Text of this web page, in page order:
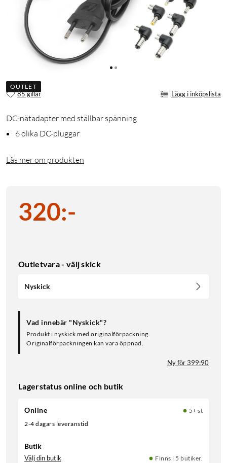
OUTLET
85 gillar Lägg i inköpslista
DC-nätadapter med ställbar spänning
6 olika DC-pluggar
Läs mer om produkten
320:-
Outletvara - välj skick
Nyskick
Vad innebär "Nyskick"?
Produkt i nyskick med originalförpackning.
Originalförpackningen kan vara öppnad.
Ny för 399:90
Lagerstatus online och butik
Online
5+ st
2-4 dagars leveranstid
Butik
Välj din butik Finns i 5 butiker.